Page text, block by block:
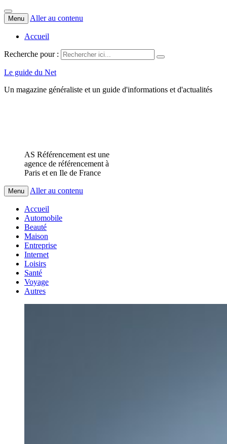
Menu Aller au contenu
Accueil
Recherche pour :
Le guide du Net
Un magazine généraliste et un guide d'informations et d'actualités
AS Référencement est une
agence de référencement à
Paris et en Ile de France
Menu Aller au contenu
Accueil
Automobile
Beauté
Maison
Entreprise
Internet
Loisirs
Santé
Voyage
Autres